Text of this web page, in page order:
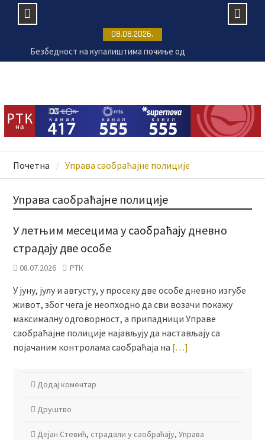
content
08.08.2026.
Безбедност на купалиштима почиње од
одговорног понашања
Крагујевац се припрема за 17.
Великогоспојинске свечаности
Раднички против Земуна без публике на „Чика
Почетна Управа саобраћајне полиције
Управа саобраћајне полиције
У летњим месецима у саобраћају дневно
страдају две особе
08.07.2026 РТК
У јуну, јулу и августу, у просеку две особе дневно изгубе
живот, због чега је неопходно да сви возачи покажу
максималну одговорност, а припадници Управе
саобраћајне полиције најављују да настављају са
појачаним контролама саобраћаја на […]
Додај коментар
Друштво
Дејан Стевић, страдали у саобраћају, Управа